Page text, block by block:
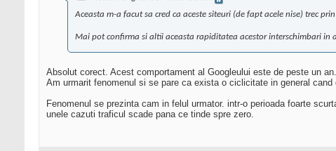
Aceasta m-a facut sa cred ca aceste siteuri (de fapt acele nise) trec
Mai pot confirma si altii aceasta rapiditatea acestor interschimbari in
Absolut corect. Acest comportament al Googleului este de peste un
Am urmarit fenomenul si se pare ca exista o ciclicitate in general
Fenomenul se prezinta cam in felul urmator. intr-o perioada foarte
unele cazuti traficul scade pana ce tinde spre zero.